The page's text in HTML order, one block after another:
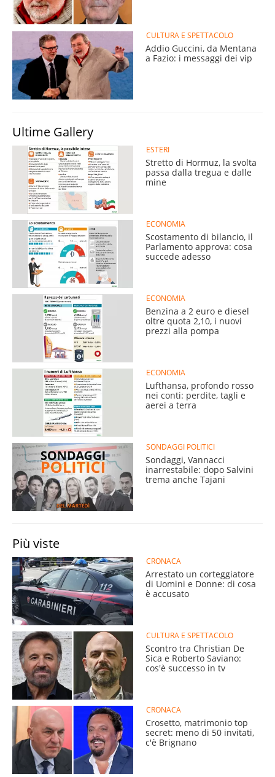
CULTURA E SPETTACOLO
Addio Guccini, da Mentana
a Fazio: i messaggi dei vip
Ultime Gallery
ESTERI
Stretto di Hormuz, la svolta
passa dalla tregua e dalle
mine
ECONOMIA
Scostamento di bilancio, il
Parlamento approva: cosa
succede adesso
ECONOMIA
Benzina a 2 euro e diesel
oltre quota 2,10, i nuovi
prezzi alla pompa
ECONOMIA
Lufthansa, profondo rosso
nei conti: perdite, tagli e
aerei a terra
SONDAGGI POLITICI
Sondaggi, Vannacci
inarrestabile: dopo Salvini
trema anche Tajani
Più viste
CRONACA
Arrestato un corteggiatore
di Uomini e Donne: di cosa
è accusato
CULTURA E SPETTACOLO
Scontro tra Christian De
Sica e Roberto Saviano:
cos'è successo in tv
CRONACA
Crosetto, matrimonio top
secret: meno di 50 invitati,
c'è Brignano